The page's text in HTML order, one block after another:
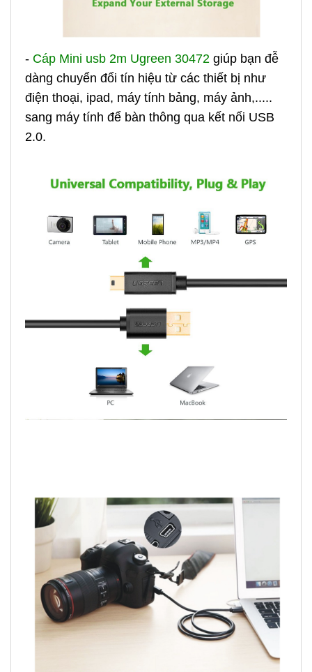
- Cáp Mini usb 2m Ugreen 30472 giúp bạn đễ
dàng chuyển đổi tín hiệu từ các thiết bị như
điện thoại, ipad, máy tính bảng, máy ảnh,.....
sang máy tính để bàn thông qua kết nối USB
2.0.